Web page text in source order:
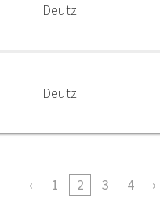
Deutz
Deutz
1 2 3 4